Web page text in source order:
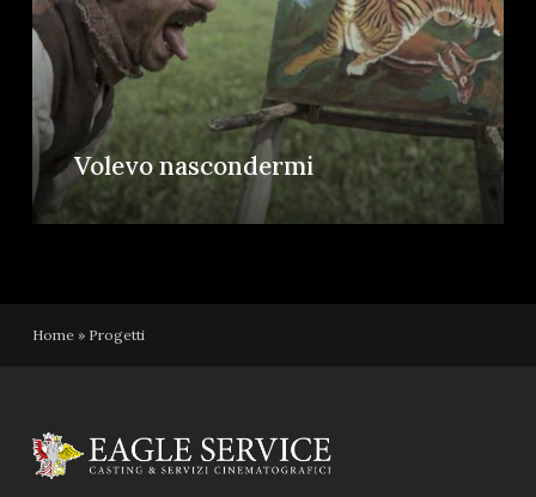
Volevo nascondermi
Home» Progetti